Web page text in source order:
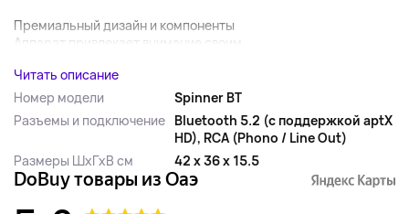
Премиальный дизайн и компоненты
Аппарат привлекает внимание своим ...
Читать описание
Номер модели
Spinner BT
Разъемы и подключение Bluetooth 5.2 (с поддержкой aptX
HD), RCA (Phono / Line Out)
Размеры ШхГхВ см
42 x 36 x 15.5